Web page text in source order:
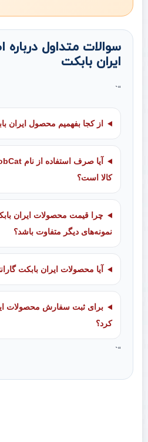
سوالات متداول
ایران بابکت
“`
از کجا بفهمیم محصول
کالا است؟
چرا قیمت محصولات ایران
نمونه‌های دیگر متفاوت باشد؟
آیا محصولات ایران بابکت
برای ثبت سفارش محصولات
کرد؟
“`